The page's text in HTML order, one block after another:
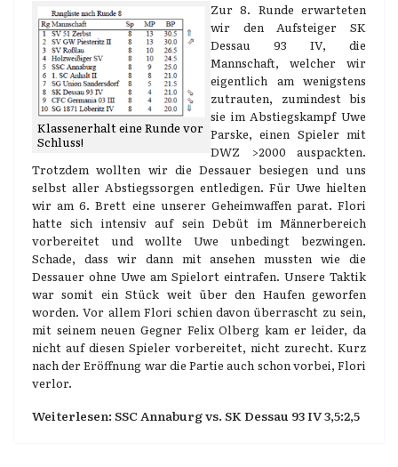
Klassenerhalt eine Runde vor
Schluss!
Zur 8. Runde erwarteten
wir den Aufsteiger SK
Dessau 93 IV, die
Mannschaft, welcher wir
eigentlich am wenigstens
zutrauten, zumindest bis
sie im Abstiegskampf Uwe
Parske, einen Spieler mit
DWZ >2000 auspackten.
Trotzdem wollten wir die Dessauer besiegen und uns
selbst aller Abstiegssorgen entledigen. Für Uwe hielten
wir am 6. Brett eine unserer Geheimwaffen parat. Flori
hatte sich intensiv auf sein Debüt im Männerbereich
vorbereitet und wollte Uwe unbedingt bezwingen.
Schade, dass wir dann mit ansehen mussten wie die
Dessauer ohne Uwe am Spielort eintrafen. Unsere Taktik
war somit ein Stück weit über den Haufen geworfen
worden. Vor allem Flori schien davon überrascht zu sein,
mit seinem neuen Gegner Felix Olberg kam er leider, da
nicht auf diesen Spieler vorbereitet, nicht zurecht. Kurz
nach der Eröffnung war die Partie auch schon vorbei, Flori
verlor.
Weiterlesen: SSC Annaburg vs. SK Dessau 93 IV 3,5:2,5